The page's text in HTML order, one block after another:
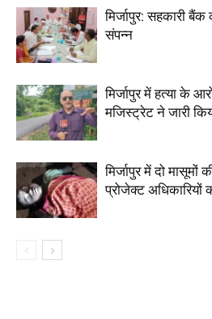
मिर्जापुर: सहकारी
संपन्न
मिर्जापुर में हत्या के
मजिस्ट्रेट ने जारी
मिर्जापुर में दो
प्रोजेक्ट अधिकारियों